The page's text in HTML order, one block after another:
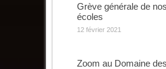
Grève générale de nos
écoles
12 février 2021
Zoom au Domaine